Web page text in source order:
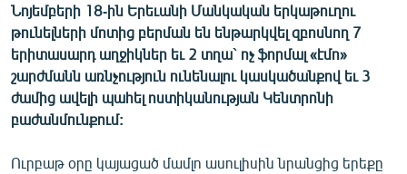
ԱՐԽԻՎ
ՏԵՍԱՆՅՈՒԹԵՐ
ԲԱՆԱՎԵՃ
ՁԳՏԵԼՈՎ ԼԱՎԱԳՈՒՅՆԻՆ
Նոյեմբերի 18-ին Երեւանի Մանկական երկաթուղու
թունելների մոտից բերման են ենթարկվել զբոսնող 7
երիտասարդ աղջիկներ եւ 2 տղա` ոչ ֆորմալ «էմո»
շարժմանն առնչություն ունենալու կասկածանքով եւ 3
ժամից ավելի պահել ոստիկանության Կենտրոնի
բաժանմունքում:
Ուրբաթ օրը կայացած մամլո ասուլիսին նրանցից երեքը